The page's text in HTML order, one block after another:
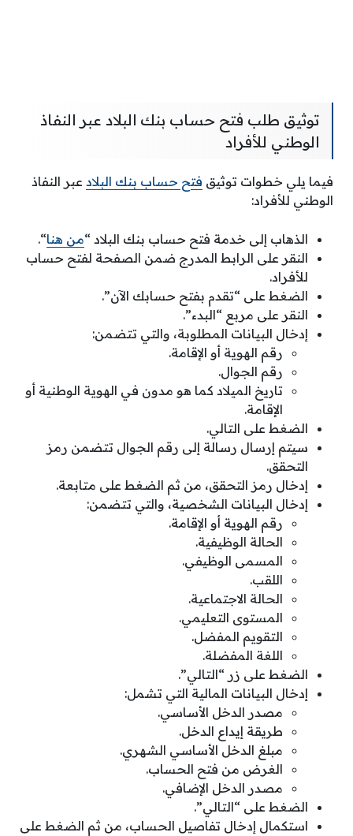
توثيق طلب فتح حساب بنك البلاد عبر النفاذ
الوطني للأفراد
فيما يلي خطوات توثيق فتح حساب بنك البلاد عبر النفاذ
الوطني للأفراد:
الذهاب إلى خدمة فتح حساب بنك البلاد “من هنا“.
النقر على الرابط المدرج ضمن الصفحة لفتح حساب
للأفراد.
الضغط على “تقدم بفتح حسابك الآن”.
النقر على مربع “البدء”.
إدخال البيانات المطلوبة، والتي تتضمن:
رقم الهوية أو الإقامة.
رقم الجوال.
تاريخ الميلاد كما هو مدون في الهوية الوطنية أو
الإقامة.
الضغط على التالي.
سيتم إرسال رسالة إلى رقم الجوال تتضمن رمز
التحقق.
إدخال رمز التحقق، من ثم الضغط على متابعة.
إدخال البيانات الشخصية، والتي تتضمن:
رقم الهوية أو الإقامة.
الحالة الوظيفية.
المسمى الوظيفي.
اللقب.
الحالة الاجتماعية.
المستوى التعليمي.
التقويم المفضل.
اللغة المفضلة.
الضغط على زر “التالي”.
إدخال البيانات المالية التي تشمل:
مصدر الدخل الأساسي.
طريقة إيداع الدخل.
مبلغ الدخل الأساسي الشهري.
الغرض من فتح الحساب.
مصدر الدخل الإضافي.
الضغط على “التالي”.
استكمال إدخال تفاصيل الحساب، من ثم الضغط على